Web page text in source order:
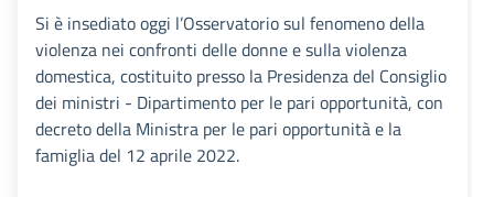
Si è insediato oggi l’Osservatorio sul fenomeno della
violenza nei confronti delle donne e sulla violenza
domestica, costituito presso la Presidenza del Consiglio
dei ministri - Dipartimento per le pari opportunità, con
decreto della Ministra per le pari opportunità e la
famiglia del 12 aprile 2022.